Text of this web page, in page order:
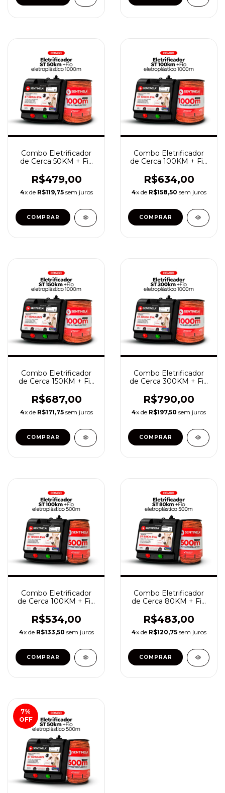
Combo Eletrificador
de Cerca 50KM + Fio
metros
R$479,00
4x de R$119,75sem juros
Combo Eletrificador
de Cerca 100KM + Fio
metros
R$634,00
4x de R$158,50 sem juros
Combo Eletrificador
de Cerca 150KM + Fio
metros
R$687,00
4x de R$171,75sem juros
Combo Eletrificador
de Cerca 300KM + Fio
metros
R$790,00
4x de R$197,50 sem juros
Combo Eletrificador
de Cerca 100KM + Fio
metros
R$534,00
4x de R$133,50 sem juros
Combo Eletrificador
de Cerca 80KM + Fio
metros
R$483,00
4x de R$120,75sem juros
7%
OFF